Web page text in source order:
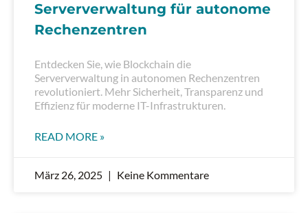
Serververwaltung für autonome
Rechenzentren
Entdecken Sie, wie Blockchain die
Serververwaltung in autonomen Rechenzentren
revolutioniert. Mehr Sicherheit, Transparenz und
Effizienz für moderne IT-Infrastrukturen.
READ MORE »
März 26, 2025 Keine Kommentare